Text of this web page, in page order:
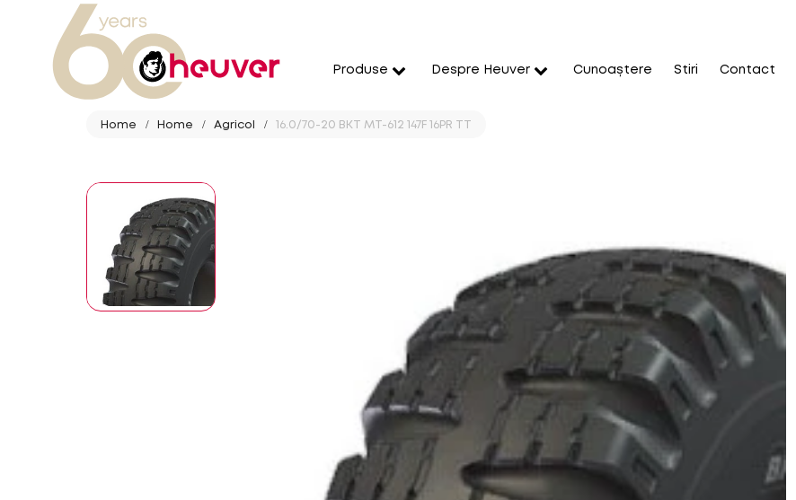
Produse Despre Heuver Cunoaștere Stiri Contact
Home Home Agricol 16.0/70-20 BKT MT-612 147F 16PR TT